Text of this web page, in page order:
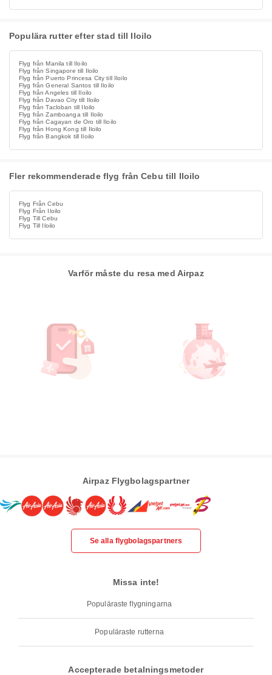
Populära rutter efter stad till Iloilo
Flyg från Manila till Iloilo
Flyg från Singapore till Iloilo
Flyg från Puerto Princesa City till Iloilo
Flyg från General Santos till Iloilo
Flyg från Angeles till Iloilo
Flyg från Davao City till Iloilo
Flyg från Tacloban till Iloilo
Flyg från Zamboanga till Iloilo
Flyg från Cagayan de Oro till Iloilo
Flyg från Hong Kong till Iloilo
Flyg från Bangkok till Iloilo
Fler rekommenderade flyg från Cebu till Iloilo
Flyg Från Cebu
Flyg Från Iloilo
Flyg Till Cebu
Flyg Till Iloilo
Varför måste du resa med Airpaz
Airpaz Flygbolagspartner
Se alla flygbolagspartners
Missa inte!
Populäraste flygningarna
Populäraste rutterna
Accepterade betalningsmetoder